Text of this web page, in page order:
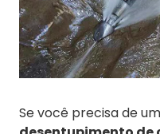
Se você precisa de